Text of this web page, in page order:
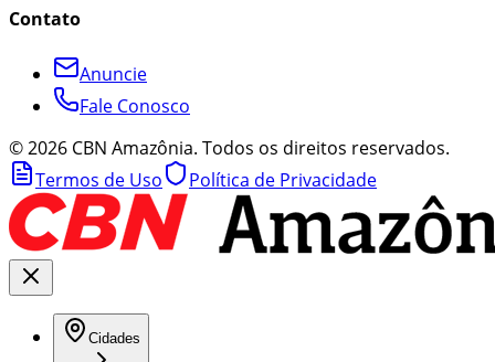
Contato
Anuncie
Fale Conosco
©2026 CBN Amazônia. Todos os direitos reservados.
Termos de Uso
Política de Privacidade
Cidades